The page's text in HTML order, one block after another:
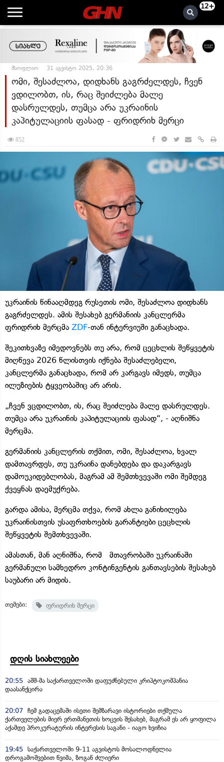
12+
მსოფლიო 31 აგვისტო 2025, 20:36
ომი, შესაძლოა, დიდხანს გაგრძელდეს, ჩვენ
ვდილობთ, ის, რაც შეიძლება მალე
დასრულდეს, თუმცა არა უკრაინის
კაპიტულაციის ფასად - ფრიდრიხ მერცი
852
უკრაინის წინააღმდეგ რუსეთის ომი, შესაძლოა დიდხანს
გაგრძელდეს. ამის შესახებ გერმანიის კანცლერმა
ფრიდრიხ მერცმა ZDF-თან ინტერვიუში განაცხადა.
შეკითხვაზე იმედოვნებს თუ არა, რომ ცეცხლის შეწყვეტის
მიღწევა 2026 წლისთვის იქნება შესაძლებელი,
კანცლერმა განაცხადა, რომ არ კარგავს იმედს, თუმცა
ილუზიების ტყვეობაშიც არ არის.
„ჩვენ ვცდილობთ, ის, რაც შეიძლება მალე დასრულდეს.
თუმცა არა უკრაინის კაპიტულაციის ფასად“, - აღნიშნა
მერცმა.
გერმანიის კანცლერის თქმით, ომი, შესაძლოა, ხვალ
დამთავრდეს, თუ უკრაინა დანებდება და დაკარგავს
დამოუკიდებლობას, მაგრამ ამ შემთხვევაში ომი შემდეგ
ქვეყნას დაემუქრება.
გარდა ამისა, მერცმა თქვა, რომ ახლა განიხილება
უკრაინისთვის უსაფრთხოების გარანტიები ცეცხლის
შეწყვეტის შემთხვევაში.
ამასთან, მან აღნიშნა, რომ მთავრობაში უკრაინაში
გერმანული სამხედრო კონტინგენტის განთავსების შესახებ
საუბარი არ მიდის.
თემები: ფრიდრიხ მერცი
დღის სიახლეები
20:55 აშშ-მა საქართველოში დაფუძნებული კრიპტოკომპანია
დაასანქცირა
20:07 ჩემ გადაცემაში ისეთი შემზარავი ისტორიები თქმულა
ქართველების მიერ ერთმანეთის ხოცვის შესახებ, მაგრამ ეს არ ყოფილა
აქამდე პროკურატურის ინტერესის საგანი - იაგო ხვიჩია
19:45 საქართველოში 9-11 აგვისტოს მოსალოდნელია
დროგამოშვებით წვიმა, ზოგან ძლიერი